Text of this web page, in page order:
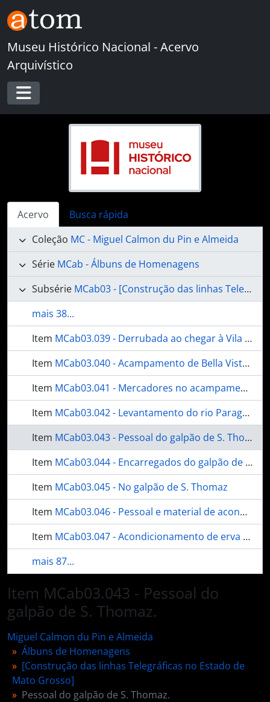
Skip to main content
Museu Histórico Nacional - Acervo
Arquivístico
Toggle navigation
Acervo
Busca rápida
Coleção MC - Miguel Calmon du Pin e Almeida
Série MCab - Álbuns de Homenagens
Subsérie MCab03 - [Construção das linhas Telegráficas no Estado de Mato Grosso]
mais 38...
Item MCab03.039 - Derrubada ao chegar à Vila de Aquidauana
Item MCab03.040 - Acampamento de Bella Vista [Bela Vista]
Item MCab03.041 - Mercadores no acampamento de Bella Vista [Bela Vista]
Item MCab03.042 - Levantamento do rio Paraguay: chegada ao forte Coimbra.
Item MCab03.043 - Pessoal do galpão de S. Thomaz.
Item MCab03.044 - Encarregados do galpão de S. Thomaz
Item MCab03.045 - No galpão de S. Thomaz
Item MCab03.046 - Pessoal e material de acondicionamento de erva mate
Item MCab03.047 - Acondicionamento de erva mate: Rancho do Rincon do Júlio
mais 87...
Item MCab03.043 - Pessoal do
galpão de S. Thomaz.
Miguel Calmon du Pin e Almeida
Álbuns de Homenagens
[Construção das linhas Telegráficas no Estado de
Mato Grosso]
Pessoal do galpão de S. Thomaz.